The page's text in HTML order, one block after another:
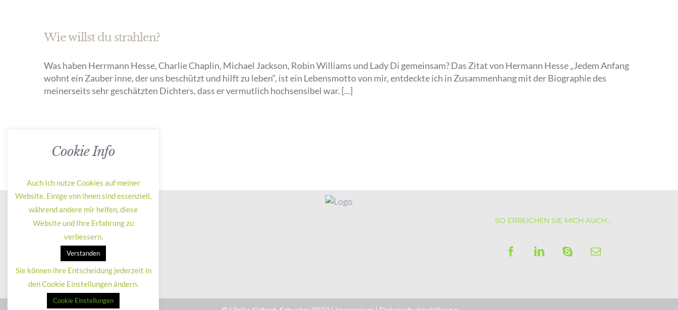
Wie willst du strahlen?
Was haben Herrmann Hesse, Charlie Chaplin, Michael Jackson, Robin Williams und Lady Di gemeinsam? Das Zitat von Hermann Hesse „Jedem Anfang
wohnt ein Zauber inne, der uns beschützt und hilft zu leben“, ist ein Lebensmotto von mir, entdeckte ich in Zusammenhang mit der Biographie des
meinerseits sehr geschätzten Dichters, dass er vermutlich hochsensibel war. [...]
SO ERREICHEN SIE MICH AUCH…
Cookie Info
Auch Ich nutze Cookies auf meiner
Website. Einige von ihnen sind essenziell,
während andere mir helfen, diese
Website und Ihre Erfahrung zu
verbessern.
Verstanden
Sie können ihre Entscheidung jederzeit in
den Cookie Einstellungen ändern.
Cookie Einstellungen